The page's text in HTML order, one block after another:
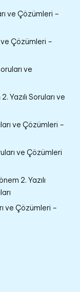
ve Çözümleri –
ve Çözümleri –
ve
Yazılı Soruları ve
ve Çözümleri –
ve Çözümleri
2. Yazılı
ve Çözümleri –